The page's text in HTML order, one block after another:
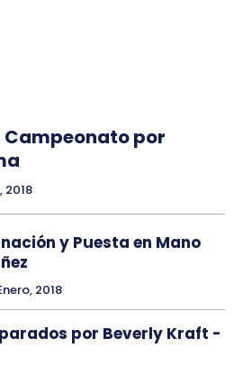
Campeonato por
2018
y Puesta en Mano
2018
por Beverly Kraft -